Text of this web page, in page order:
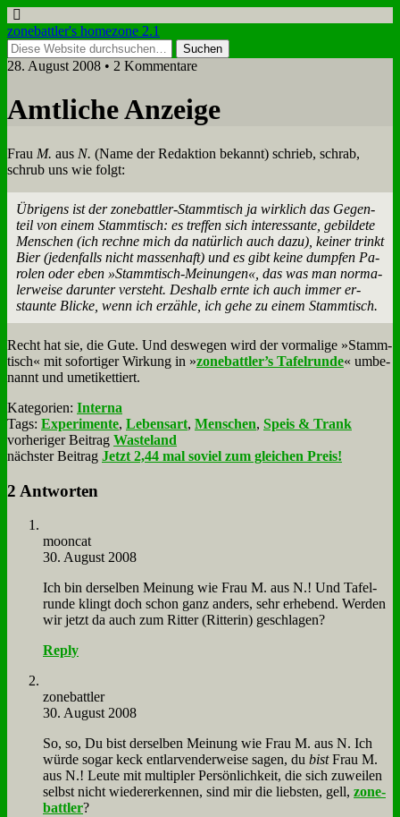
zonebattler's homezone 2.1
28. August 2008 • 2 Kommentare
Amt­li­che An­zei­ge
Frau M. aus N. (Na­me der Re­dak­ti­on be­kannt) schrieb, schrab,
schrub uns wie folgt:
Üb­ri­gens ist der zone­batt­ler-Stamm­tisch ja wirk­lich das Ge­gen­
teil von ei­nem Stamm­tisch: es tref­fen sich in­ter­es­san­te, ge­bil­de­te
Men­schen (ich rech­ne mich da na­tür­lich auch da­zu), kei­ner trinkt
Bier (je­den­falls nicht mas­sen­haft) und es gibt kei­ne dump­fen Pa­
ro­len oder eben »Stamm­tisch-Mei­nun­gen«, das was man nor­ma­
ler­wei­se dar­un­ter ver­steht. Des­halb ern­te ich auch im­mer er­
staun­te Blicke, wenn ich er­zäh­le, ich ge­he zu ei­nem Stamm­tisch.
Recht hat sie, die Gu­te. Und des­we­gen wird der vor­ma­li­ge »Stamm­
tisch« mit so­for­ti­ger Wir­kung in »zonebattler’s Ta­fel­run­de« um­be­
nannt und um­eti­ket­tiert.
Kategorien: Interna
Tags: Experimente, Lebensart, Menschen, Speis & Trank
vorheriger Beitrag Wasteland
nächster Beitrag Jetzt 2,44 mal soviel zum gleichen Preis!
2 Antworten
moon­cat
30. August 2008
Ich bin der­sel­ben Mei­nung wie Frau M. aus N.! Und Ta­fel­
run­de klingt doch schon ganz an­ders, sehr er­he­bend. Wer­den
wir jetzt da auch zum Rit­ter (Rit­te­rin) ge­schla­gen?
Reply
zone­batt­ler
30. August 2008
So, so, Du bist der­sel­ben Mei­nung wie Frau M. aus N. Ich
wür­de so­gar keck ent­lar­ven­der­wei­se sa­gen, du bistFrau M.
aus N.! Leu­te mit mul­ti­pler Per­sön­lich­keit, die sich zu­wei­len
selbst nicht wie­der­erken­nen, sind mir die lieb­sten, gell, zone­
batt­ler?